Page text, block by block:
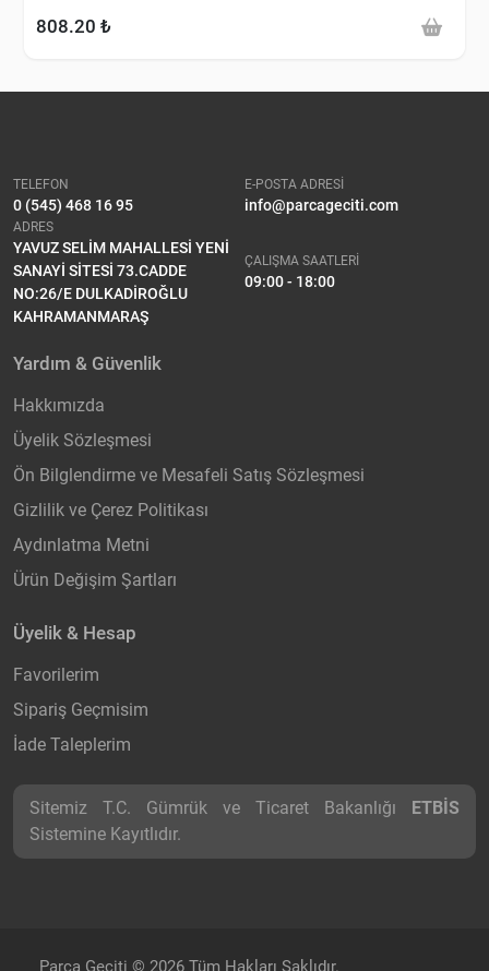
808.20 ₺
TELEFON
0 (545) 468 16 95
E-POSTA ADRESİ
info@parcageciti.com
ADRES
YAVUZ SELİM MAHALLESİ YENİ
SANAYİ SİTESİ 73.CADDE
NO:26/E DULKADİROĞLU
KAHRAMANMARAŞ
ÇALIŞMA SAATLERİ
09:00 - 18:00
Yardım & Güvenlik
Hakkımızda
Üyelik Sözleşmesi
Ön Bilglendirme ve Mesafeli Satış Sözleşmesi
Gizlilik ve Çerez Politikası
Aydınlatma Metni
Ürün Değişim Şartları
Üyelik & Hesap
Favorilerim
Sipariş Geçmisim
İade Taleplerim
Sitemiz T.C. Gümrük ve Ticaret Bakanlığı ETBİS
Sistemine Kayıtlıdır.
Parça Geçiti © 2026 Tüm Hakları Saklıdır.